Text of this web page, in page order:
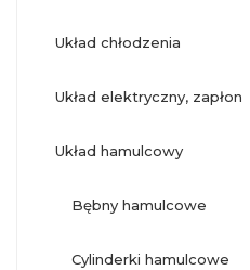
układ chłodzenia
układ elektryczny, zapłon
układ hamulcowy
bębny hamulcowe
cylinderki hamulcowe